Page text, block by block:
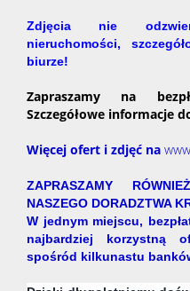
Zdjęcia nie
nieruchomości,
biurze!
Zapraszamy na
Szczegółowe informacje
Więcej ofert i zdjęć na
ZAPRASZAMY
NASZEGO DORADZTWA
W jednym miejscu,
najbardziej korzystną
spośród kilkunastu